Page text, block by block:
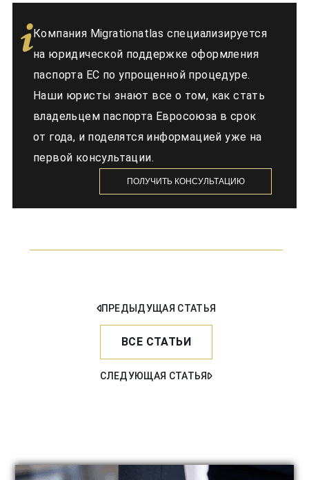
Компания Migrationatlas специализируется
на юридической поддержке оформления
паспорта ЕС по упрощенной процедуре.
Наши юристы знают все о том, как стать
владельцем паспорта Евросоюза в срок
от года, и поделятся информацией уже на
первой консультации.
ПОЛУЧИТЬ КОНСУЛЬТАЦИЮ
ПРЕДЫДУЩАЯ СТАТЬЯ
ВСЕ СТАТЬИ
СЛЕДУЮЩАЯ СТАТЬЯ